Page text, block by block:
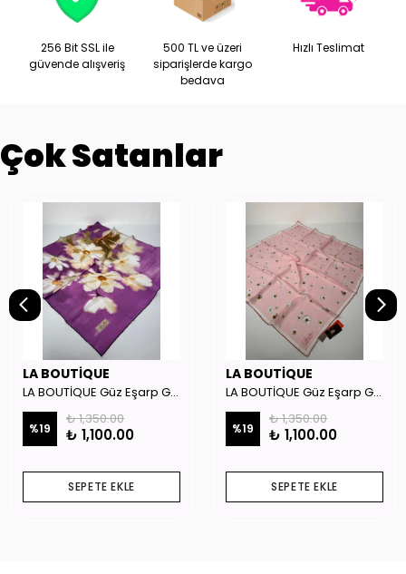
256 Bit SSL ile
güvende alışveriş
500 TL ve üzeri
siparişlerde kargo
bedava
Hızlı Teslimat
Çok Satanlar
LA BOUTİQUE
LA BOUTİQUE Güz Eşarp GYSE262908
%19
₺ 1,350.00
₺ 1,100.00
SEPETE EKLE
LA BOUTİQUE
LA BOUTİQUE Güz Eşarp GYSE130804
%19
₺ 1,350.00
₺ 1,100.00
SEPETE EKLE